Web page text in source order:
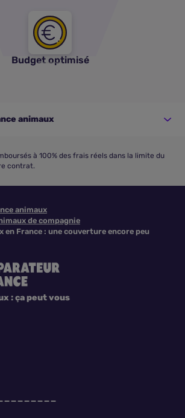
Budget optimisé
animaux
à 100% des frais réels dans la limite du
contrat.
animaux
de compagnie
en France : une couverture encore peu
: ça peut vous